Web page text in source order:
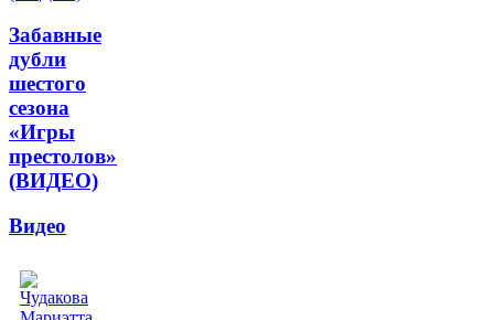
Забавные
дубли
шестого
сезона
«Игры
престолов»
(ВИДЕО)
Видео